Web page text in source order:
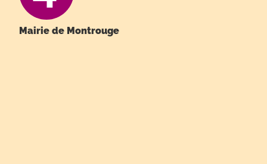
Mairie de Montrouge